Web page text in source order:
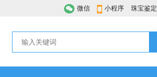
微信 小程序 珠宝鉴